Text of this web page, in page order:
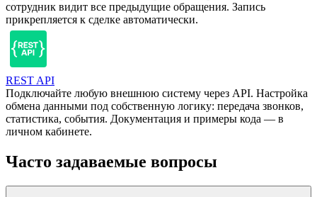
сотрудник видит все предыдущие обращения. Запись
прикрепляется к сделке автоматически.
REST API
Подключайте любую внешнюю систему через API. Настройка
обмена данными под собственную логику: передача звонков,
статистика, события. Документация и примеры кода — в
личном кабинете.
Часто задаваемые вопросы